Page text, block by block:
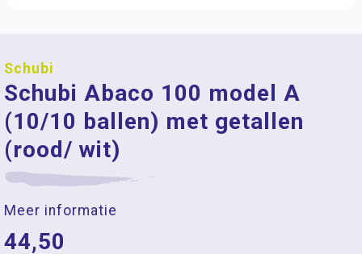
Schubi
Schubi Abaco 100 model A
(10/10 ballen) met getallen
(rood/ wit)
Meer informatie
44,50